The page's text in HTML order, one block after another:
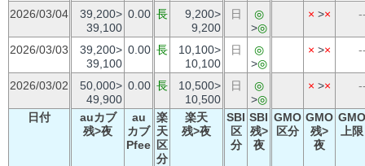
2026/03/04
39,200>
39,100
0.00 長
9,200>
9,200
日
◎
>◎
× >×
2026/03/03
39,200>
39,100
0.00 長
10,100>
10,100
日
◎
>◎
× >×
2026/03/02
50,000>
49,900
0.00 長
10,500>
10,500
日
◎
>◎
× >×
日付
auカブ
残>夜
au
カブ
Pfee
楽
天
区
分
楽天
残>夜
SBI
区
分
SBI
残>
夜
GMO
区分
GMO
残>
夜
GMO
上限